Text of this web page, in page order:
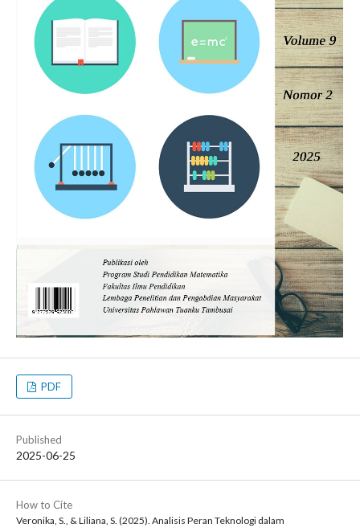
PDF
Published
2025-06-25
How to Cite
Veronika, S., & Liliana, S. (2025). Analisis Peran Teknologi dalam